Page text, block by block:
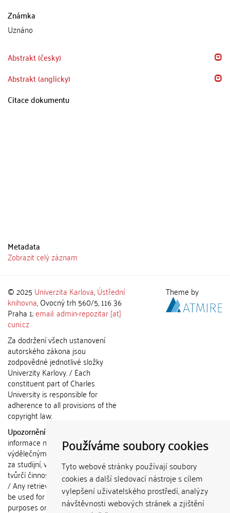
Používáme soubory cookies
Tyto webové stránky používají soubory
cookies a další sledovací nástroje s cílem
vylepšení uživatelského prostředí, analýzy
návštěvnosti webových stránek a zjištění
Známka
Uznáno
Abstrakt (česky)
Abstrakt (anglicky)
Citace dokumentu
Metadata
Zobrazit celý záznam
© 2025 Univerzita Karlova,Ústřední
knihovna, Ovocný trh 560/5, 116 36
Praha 1;email: admin-repozitar [at]
cuni.cz
Za dodržení všech ustanovení
autorského zákona jsou
zodpovědné jednotlivé složky
Univerzity Karlovy. / Each
constituent part of Charles
University is responsible for
adherence to all provisions of the
copyright law.
Upozornění / Notice:
informace nemohou být použity k
výdělečným účelům nebo vydávány
za studijní, vědeckou nebo jinou
tvůrčí činnost jiné osoby než autora.
/ Any retrieved information shall not
be used for any commercial
purposes or claimed as results of
Theme by